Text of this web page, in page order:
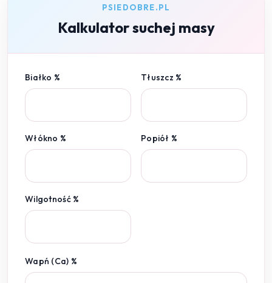
PSIEDOBRE.PL
Kalkulator suchej masy
Białko % Tłuszcz %
Włókno % Popiół %
Wilgotność %
Wapń (Ca) %